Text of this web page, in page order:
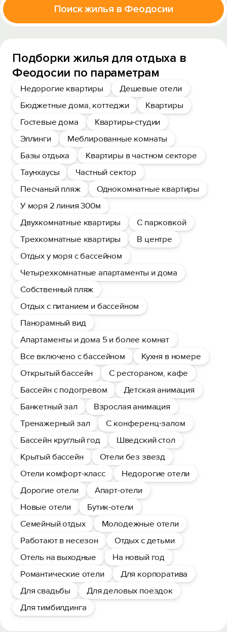
Поиск жилья в Феодосии
Подборки жилья для отдыха в
Феодосии по параметрам
Недорогие квартиры
Дешевые отели
Бюджетные дома, коттеджи
Квартиры
Гостевые дома
Квартиры-студии
Эллинги
Меблированные комнаты
Базы отдыха
Квартиры в частном секторе
Таунхаусы
Частный сектор
Песчаный пляж
Однокомнатные квартиры
У моря 2 линия 300м
Двухкомнатные квартиры
С парковкой
Трехкомнатные квартиры
В центре
Отдых у моря с бассейном
Четырехкомнатные апартаменты и дома
Собственный пляж
Отдых с питанием и бассейном
Панорамный вид
Апартаменты и дома 5 и более комнат
Все включено с бассейном
Кухня в номере
Открытый бассейн
С рестораном, кафе
Бассейн с подогревом
Детская анимация
Банкетный зал
Взрослая анимация
Тренажерный зал
С конференц-залом
Бассейн круглый год
Шведский стол
Крытый бассейн
Отели без звезд
Отели комфорт-класс
Недорогие отели
Дорогие отели
Апарт-отели
Новые отели
Бутик-отели
Семейный отдых
Молодежные отели
Работают в несезон
Отдых с детьми
Отель на выходные
На новый год
Романтические отели
Для корпоратива
Для свадьбы
Для деловых поездок
Для тимбилдинга